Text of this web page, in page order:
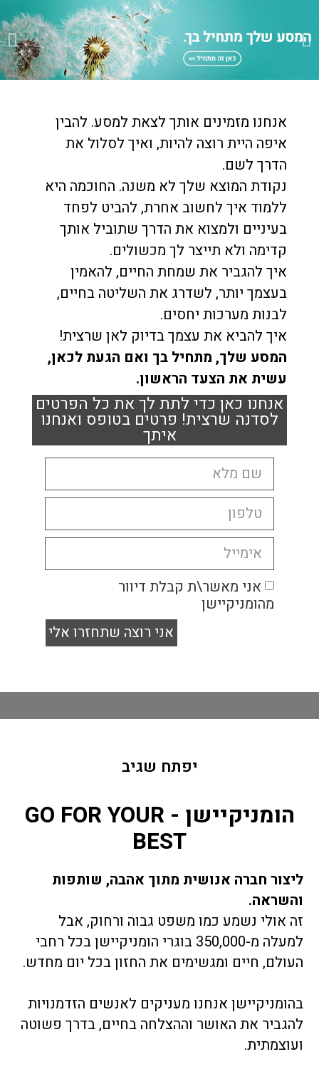
כאן
אנחנו מזמינים אותך לצאת למסע. להבין
איפה היית רוצה להיות, ואיך לסלול את
הדרך לשם.
נקודת המוצא שלך לא משנה. החוכמה היא
ללמוד איך לחשוב אחרת, להביט לפחד
בעיניים ולמצוא את הדרך שתוביל אותך
קדימה ולא תייצר לך מכשולים.
איך להגביר את שמחת החיים, להאמין
בעצמך יותר, לשדרג את השליטה בחיים,
לבנות מערכות יחסים.
איך להביא את עצמך בדיוק לאן שרצית!
המסע שלך, מתחיל בך ואם הגעת לכאן,
עשית את הצעד הראשון.
אנחנו כאן כדי לתת לך את כל הפרטים
לסדנה שרצית! פרטים בטופס ואנחנו
איתך
אני מאשר\ת קבלת דיוור
מהומניקיישן
אני רוצה שתחזרו אלי
יפתח שגיב
הומניקיישן​ - GO FOR YOUR
BEST
ליצור חברה אנושית מתוך אהבה, שותפות
והשראה.
זה אולי נשמע כמו משפט גבוה ורחוק, אבל
למעלה מ-350,000 בוגרי הומניקיישן בכל רחבי
העולם, חיים ומגשימים את החזון בכל יום מחדש.
בהומניקיישן אנחנו מעניקים לאנשים הזדמנויות
להגביר את האושר וההצלחה בחיים, בדרך פשוטה
ועוצמתית.